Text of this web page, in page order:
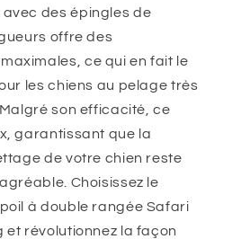
des épingles de
offre des
ce qui en fait le
les chiens au pelage très
son efficacité, ce
garantissant que la
de votre chien reste
Choisissez le
à double rangée Safari
et révolutionnez la façon